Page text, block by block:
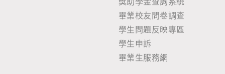
畢業校友問卷調查
學生問題反映專區
學生申訴
畢業生服務網